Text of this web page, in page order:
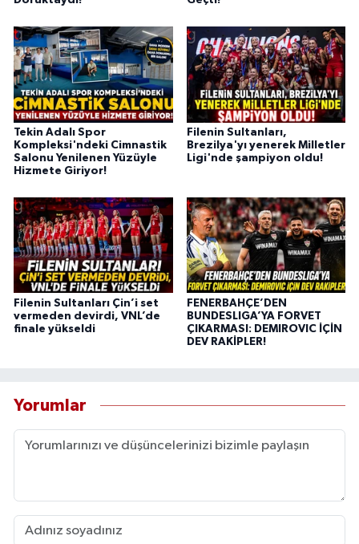
Tekin Adalı Spor
Kompleksi'ndeki Cimnastik
Salonu Yenilenen Yüzüyle
Hizmete Giriyor!
Filenin Sultanları,
Brezilya'yı yenerek Milletler
Ligi'nde şampiyon oldu!
Filenin Sultanları Çin’i set
vermeden devirdi, VNL’de
finale yükseldi
FENERBAHÇE’DEN
BUNDESLIGA’YA FORVET
ÇIKARMASI: DEMIROVIC İÇİN
DEV RAKİPLER!
Yorumlar